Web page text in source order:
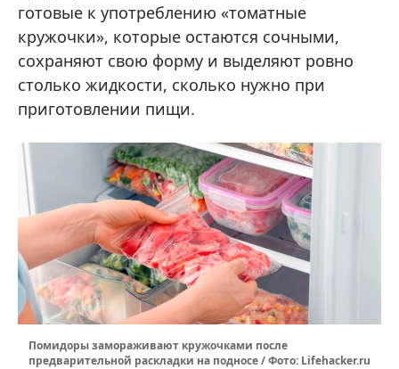
готовые к употреблению «томатные
кружочки», которые остаются сочными,
сохраняют свою форму и выделяют ровно
столько жидкости, сколько нужно при
приготовлении пищи.
Помидоры замораживают кружочками после
предварительной раскладки на подносе / Фото: Lifehacker.ru